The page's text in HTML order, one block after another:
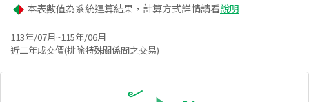
本表數值為系統運算結果，計算方式詳情請看說明
113年/07月~115年/06月
近二年成交價(排除特殊關係間之交易)